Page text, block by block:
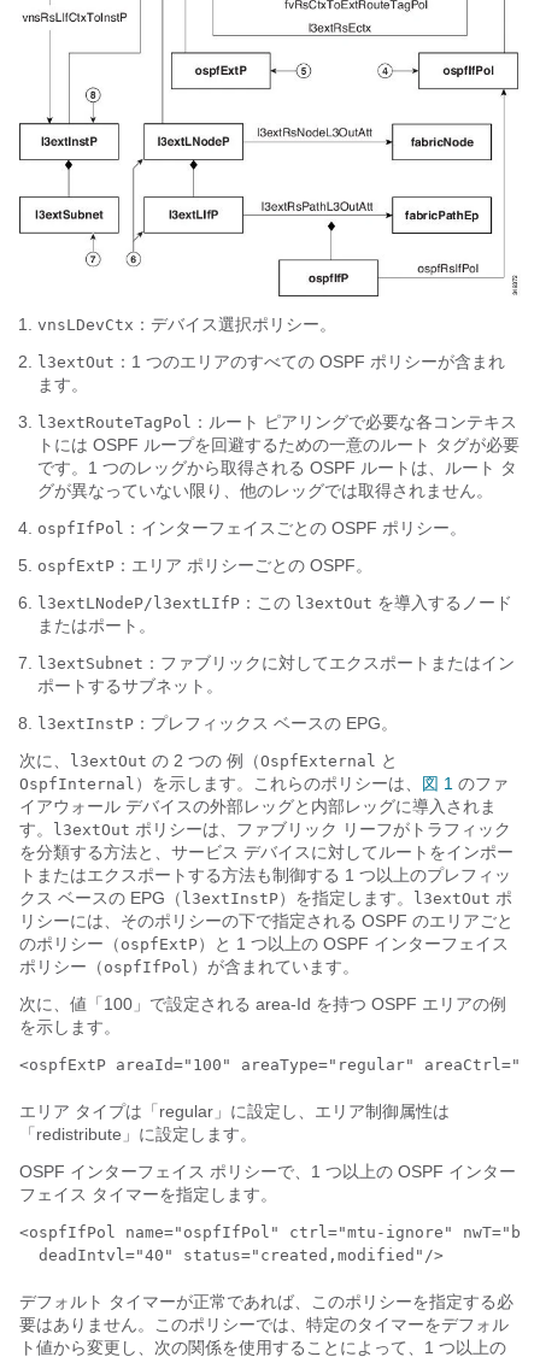
vnsLDevCtx ：デバイス選択ポリシー。
l3extOut ：1 つのエリアのすべての OSPF ポリシーが含まれ
ます。
l3extRouteTagPol ：ルート ピアリングで必要な各コンテキス
トには OSPF ループを回避するための一意のルート タグが必要
です。1 つのレッグから取得される OSPF ルートは、ルート タ
グが異なっていない限り、他のレッグでは取得されません。
ospfIfPol ：インターフェイスごとの OSPF ポリシー。
ospfExtP ：エリア ポリシーごとの OSPF。
l3extLNodeP/l3extLIfP ：この l3extOut を導入するノード
またはポート。
l3extSubnet ：ファブリックに対してエクスポートまたはイン
ポートするサブネット。
l3extInstP ：プレフィックス ベースの EPG。
次に、
l3extOut の 2 つの 例（OspfExternal と
OspfInternal ）を示します。これらのポリシーは、 図 1 のファ
イアウォール デバイスの外部レッグと内部レッグに導入されま
す。
l3extOut ポリシーは、ファブリック リーフがトラフィック
を分類する方法と、サービス デバイスに対してルートをインポー
トまたはエクスポートする方法も制御する 1 つ以上のプレフィッ
クス ベースの EPG（ l3extInstP）を指定します。 l3extOut ポ
リシーには、そのポリシーの下で指定される OSPF のエリアごと
のポリシー（ ospfExtP）と 1 つ以上の OSPF インターフェイス
ポリシー（ ospfIfPol ）が含まれています。
次に、値「100」で設定される area-Id を持つ OSPF エリアの例
を示します。
<ospfExtP areaId="100" areaType="regular"
エリア タイプは「regular」に設定し、エリア制御属性は
「redistribute」に設定します。
OSPF インターフェイス ポリシーで、1 つ以上の OSPF インター
フェイス タイマーを指定します。
<ospfIfPol name="ospfIfPol" ctrl="mtu-ignore"
  deadIntvl="40" status="created,modified"/>
デフォルト タイマーが正常であれば、このポリシーを指定する必
要はありません。このポリシーでは、特定のタイマーをデフォル
ト値から変更し、次の関係を使用することによって、1 つ以上の